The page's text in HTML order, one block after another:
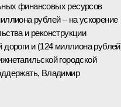
финансовых ресурсов
рублей – на ускорение
и реконструкции
дороги и (124 миллиона
городской
Владимир